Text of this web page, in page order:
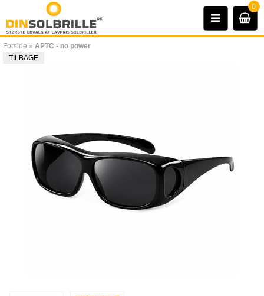
0
Forside » APTC - no power
TILBAGE